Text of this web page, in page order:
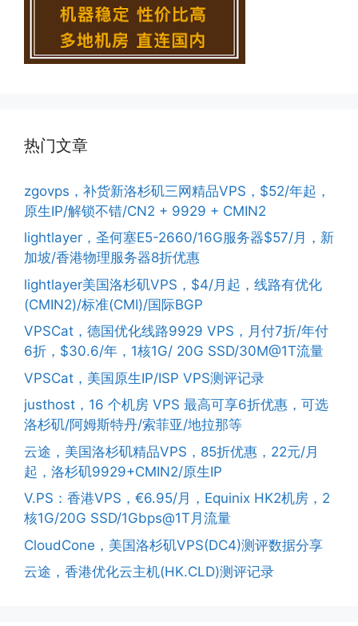
热门文章
zgovps，补货新洛杉矶三网精品VPS，$52/年起，
原生IP/解锁不错/CN2 + 9929 + CMIN2
lightlayer，圣何塞E5-2660/16G服务器$57/月，新
加坡/香港物理服务器8折优惠
lightlayer美国洛杉矶VPS，$4/月起，线路有优化
(CMIN2)/标准(CMI)/国际BGP
VPSCat，德国优化线路9929 VPS，月付7折/年付
6折，$30.6/年，1核1G/ 20G SSD/30M@1T流量
VPSCat，美国原生IP/ISP VPS测评记录
justhost，16 个机房 VPS 最高可享6折优惠，可选
洛杉矶/阿姆斯特丹/索菲亚/地拉那等
云途，美国洛杉矶精品VPS，85折优惠，22元/月
起，洛杉矶9929+CMIN2/原生IP
V.PS：香港VPS，€6.95/月，Equinix HK2机房，2
核1G/20G SSD/1Gbps@1T月流量
CloudCone，美国洛杉矶VPS(DC4)测评数据分享
云途，香港优化云主机(HK.CLD)测评记录